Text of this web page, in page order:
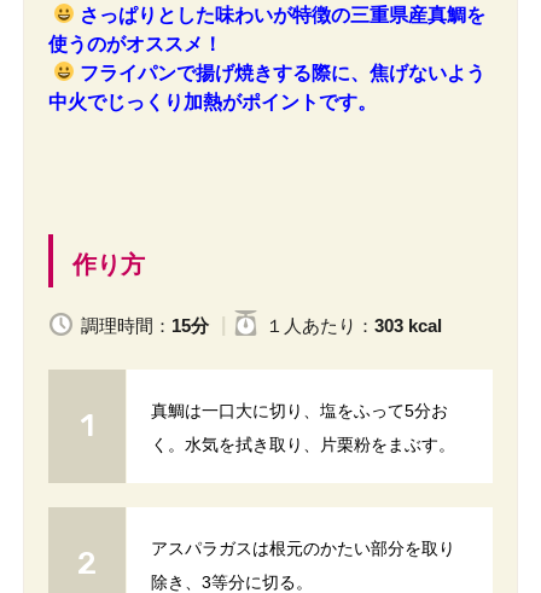
さっぱりとした味わいが特徴の三重県産真鯛を
使うのがオススメ！
フライパンで揚げ焼きする際に、焦げないよう
中火でじっくり加熱がポイントです。
作り方
調理時間： 15分 １人 あたり ： 303 kcal
真鯛は一口大に切り、塩をふって5分お
く。水気を拭き取り、片栗粉をまぶす。
アスパラガスは根元のかたい部分を取り
除き、3等分に切る。